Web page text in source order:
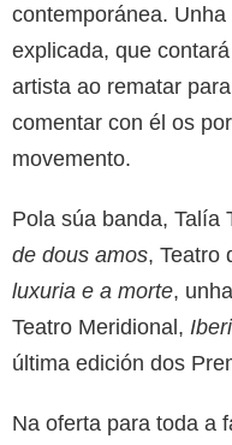
contemporánea.
explicada, que
artista ao rematar
comentar con él os
movemento.
Pola súa banda, Talía
de dous amos, Teatro
luxuria e a morte,
Teatro Meridional,
última edición dos
Na oferta para toda a